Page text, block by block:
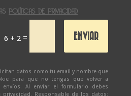
POLÍTICAS DE PRIVACIDAD
6 + 2 = ENVIAR
datos como tu email y nombre que
para que no tengas que volver a
Al enviar el formulario debes
Responsable de los datos: